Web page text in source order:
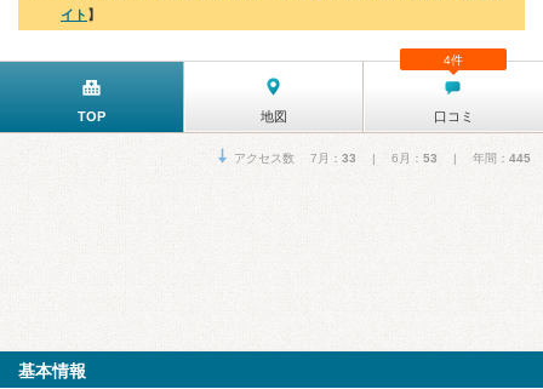
イト 】
TOP 地図 口コミ
4件
アクセス数 7月： 33 | 6月： 53 | 年間： 445
基本情報